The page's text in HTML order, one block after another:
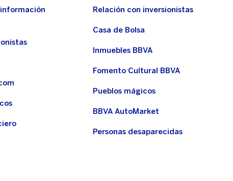
Relación con inversionistas
Casa de Bolsa
Inmuebles BBVA
Fomento Cultural BBVA
Pueblos mágicos
BBVA AutoMarket
Personas desaparecidas